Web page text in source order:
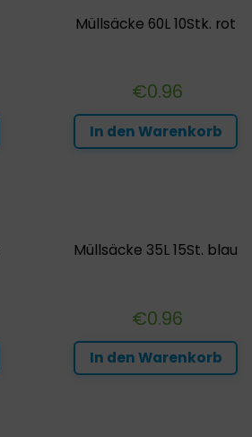
Müllsäcke 60L 10Stk. rot
€0.96
In den Warenkorb
Müllsäcke 35L 15St. blau
€0.96
In den Warenkorb